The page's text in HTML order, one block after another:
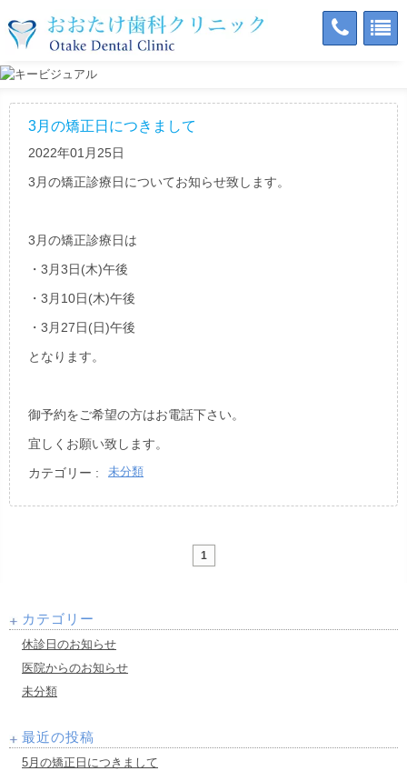
3月の矯正日につきまして
2022年01月25日
3月の矯正診療日についてお知らせ致します。
3月の矯正診療日は
・3月3日(木)午後
・3月10日(木)午後
・3月27日(日)午後
となります。
御予約をご希望の方はお電話下さい。
宜しくお願い致します。
カテゴリー :
未分類
1
カテゴリー
休診日のお知らせ
医院からのお知らせ
未分類
最近の投稿
5月の矯正日につきまして